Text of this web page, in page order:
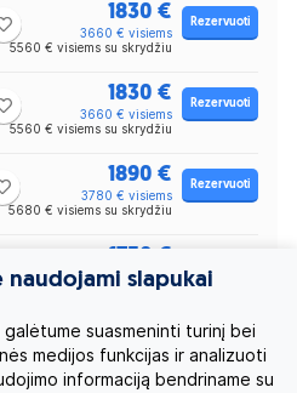
1830 €
3660 € visiems
5560 € visiems su skrydžiu
Rezervuoti
1830 €
3660 € visiems
5560 € visiems su skrydžiu
Rezervuoti
1890 €
3780 € visiems
5680 € visiems su skrydžiu
Rezervuoti
3500 € visiems
5400 € visiems su skrydžiu
1750 €
3500 € visiems
5400 € visiems su skrydžiu
Rezervuoti
naudojami slapukai
galėtume suasmeninti turinį bei
medijos funkcijas ir analizuoti
informaciją bendriname su